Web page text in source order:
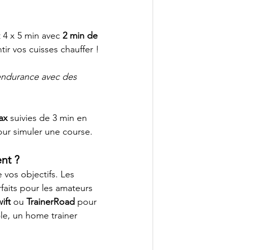
x 5 min avec 2 min de
vos cuisses chauffer !
avec des
suivies de 3 min en
simuler une course.
?
objectifs. Les
pour les amateurs
ou TrainerRoad pour
un home trainer